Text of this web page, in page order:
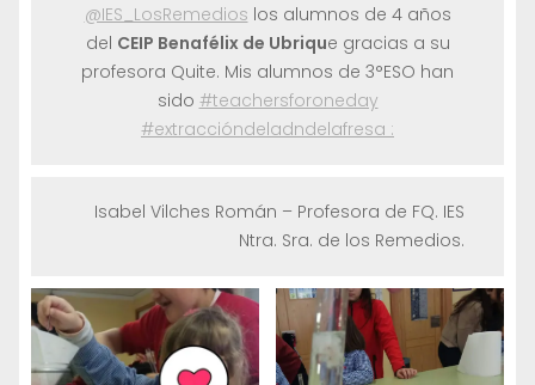
@IES_LosRemedios los alumnos de 4 años
del CEIP Benafélix de Ubrique gracias a su
profesora Quite. Mis alumnos de 3°ESO han
sido #teachersforoneday
#extraccióndeladndelafresa :
Isabel Vilches Román – Profesora de FQ. IES
Ntra. Sra. de los Remedios.